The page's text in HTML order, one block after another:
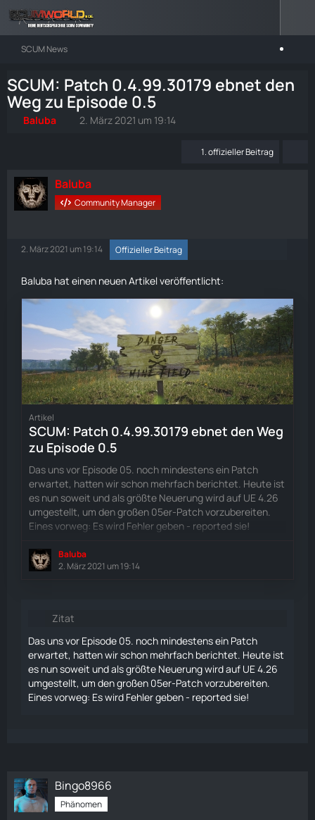
SCUM News
SCUM: Patch 0.4.99.30179 ebnet den
Weg zu Episode 0.5
Baluba 2. März 2021 um 19:14
1. offizieller Beitrag
Baluba
Community Manager
2. März 2021 um 19:14 Offizieller Beitrag
Baluba hat einen neuen Artikel veröffentlicht:
Artikel
SCUM: Patch 0.4.99.30179 ebnet den Weg
zu Episode 0.5
Das uns vor Episode 05. noch mindestens ein Patch
erwartet, hatten wir schon mehrfach berichtet. Heute ist
es nun soweit und als größte Neuerung wird auf UE 4.26
umgestellt, um den großen 05er-Patch vorzubereiten.
Eines vorweg: Es wird Fehler geben - reported sie!
Baluba
2. März 2021 um 19:14
Zitat
Das uns vor Episode 05. noch mindestens ein Patch
erwartet, hatten wir schon mehrfach berichtet. Heute ist
es nun soweit und als größte Neuerung wird auf UE 4.26
umgestellt, um den großen 05er-Patch vorzubereiten.
Eines vorweg: Es wird Fehler geben - reported sie!
Bingo8966
Phänomen